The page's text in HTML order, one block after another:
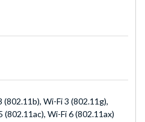
(802.11b), Wi-Fi 3 (802.11g),
(802.11ac), Wi-Fi 6 (802.11ax)